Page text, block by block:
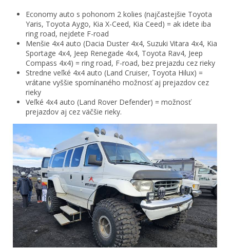
Economy auto s pohonom 2 kolies (najčastejšie Toyota
Yaris, Toyota Aygo, Kia X-Ceed, Kia Ceed) = ak idete iba
ring road, nejdete F-road
Menšie 4x4 auto (Dacia Duster 4x4, Suzuki Vitara 4x4, Kia
Sportage 4x4, Jeep Renegade 4x4, Toyota Rav4, Jeep
Compass 4x4) = ring road, F-road, bez prejazdu cez rieky
Stredne veľké 4x4 auto (Land Cruiser, Toyota Hilux) =
vrátane vyššie spomínaného možnosť aj prejazdov cez
rieky
Veľké 4x4 auto (Land Rover Defender) = možnosť
prejazdov aj cez väčšie rieky.